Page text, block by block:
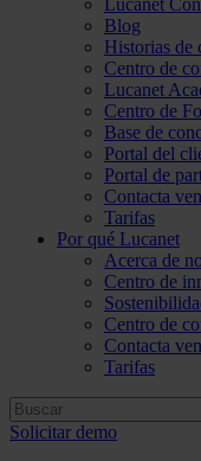
Lucanet
Blog
Historias de
Centro de
Lucanet
Centro de
Base de
Portal del
Portal de
Contacta
Tarifas
Por qué Lucanet
Acerca de
Centro de
Centro de
Contacta
Tarifas
Solicitar demo